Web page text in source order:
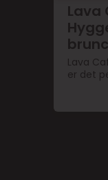
Lava
Lava
er det